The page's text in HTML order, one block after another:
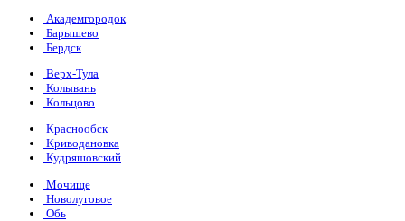
Академгородок
Барышево
Бердск
Верх-Тула
Колывань
Кольцово
Краснообск
Криводановка
Кудряшовский
Мочище
Новолуговое
Обь